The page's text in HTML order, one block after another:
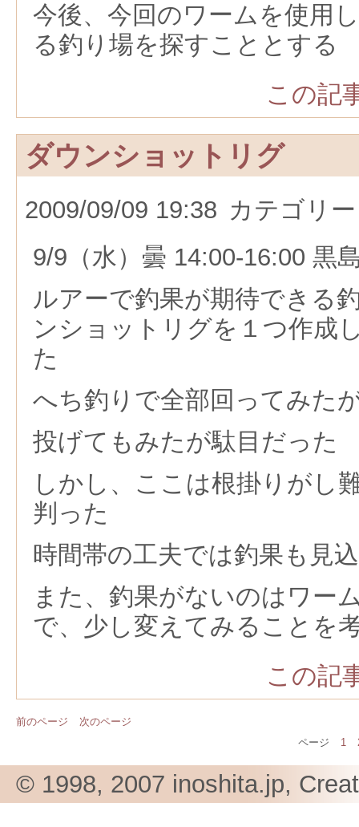
今後、今回のワームを使用
る釣り場を探すこととする
この記
ダウンショットリグ
2009/09/09 19:38 カテゴリ
9/9（水）曇 14:00-16:00 黒
ルアーで釣果が期待できる
ンショットリグを１つ作成
た
へち釣りで全部回ってみた
投げてもみたが駄目だった
しかし、ここは根掛りがし
判った
時間帯の工夫では釣果も見
また、釣果がないのはワー
で、少し変えてみることを
この記
前のページ
次のページ
ページ
1
© 1998, 2007 inoshita.jp,